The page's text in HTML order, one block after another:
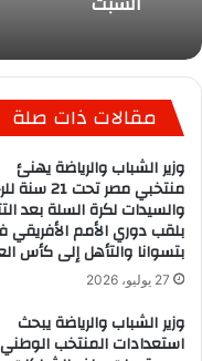
مقالات ذات صلة
وزير الشباب والرياضة يهنئ
منتخبي مصر تحت
والسيدات لكرة السلة بعد
بلقب دوري الأمم
بتسوانا والتأهل إلى كأس
27 يوليو، 2026
وزير الشباب والرياضة يبحث
استعدادات المنتخب الوطني